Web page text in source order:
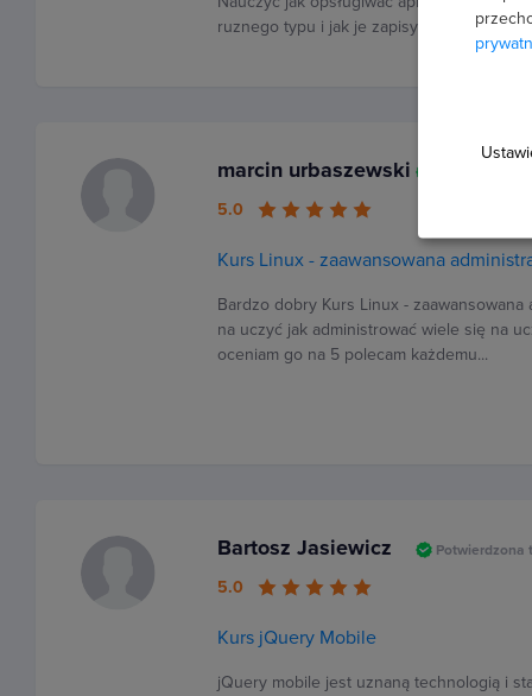
ruznego typu i jak je zapisywać do
marcin urbaszewski
5.0
Kurs Linux - zaawansowana
Bardzo dobry Kurs Linux - zaawansowana
na uczyć jak administrować wiele się na
oceniam go na 5 polecam każdemu...
Bartosz Jasiewicz Potwierdzona
5.0
Kurs jQuery Mobile
jQuery mobile jest uznaną technologią i